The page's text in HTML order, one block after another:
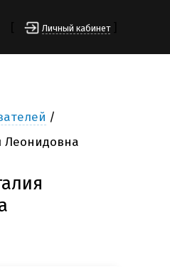
Личный кабинет
Леонидовна